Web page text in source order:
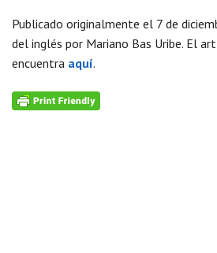
Publicado originalmente el 7 de
del inglés por Mariano Bas Uribe. El
encuentra aquí.